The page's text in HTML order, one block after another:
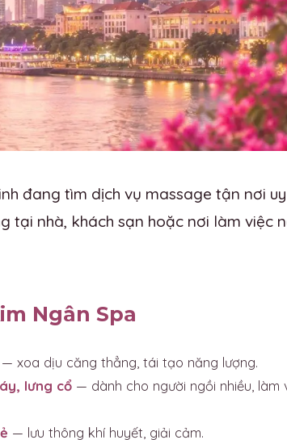
đang tìm dịch vụ massage tận nơi
tại nhà, khách sạn hoặc nơi làm việc
Ngân Spa
— xoa dịu căng thẳng, tái tạo năng lượng.
lưng cổ — dành cho người ngồi nhiều, làm
— lưu thông khí huyết, giải cảm.